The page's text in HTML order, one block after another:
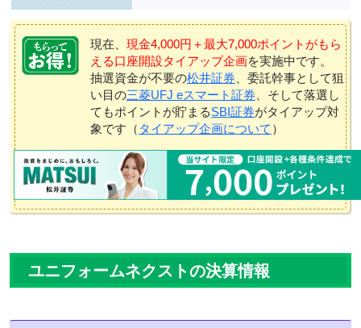
現在、 現金4,000円＋最大7,000ポイントがもら
える口座開設タイアップ企画を実施中です。
抽選資金が不要の松井証券 、委託幹事として狙
い目の三菱UFJ eスマート証券 、そして落選し
てもポイントが貯まるSBI証券がタイアップ対
象です（ タイアップ企画について ）
ユニフォームネクストの決算情報